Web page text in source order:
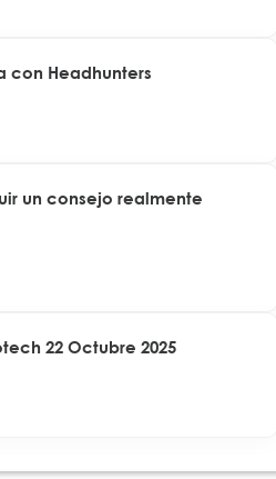
con Headhunters
un consejo realmente
22 Octubre 2025